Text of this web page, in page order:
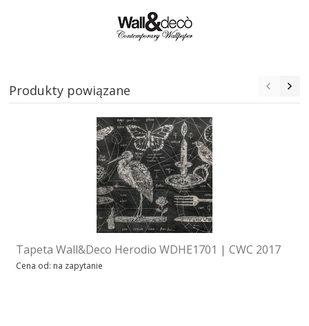
TAPETY ARTE
TAPETY ZOFFANY
TAPETY ROMO
TAPETY RALPH LAUREN
TAPETY MIND THE GAP
TAPETY COLEFAX
Produkty powiązane
Tapeta Wall&Deco Herodio WDHE1701 | CWC 2017
Cena od: na zapytanie